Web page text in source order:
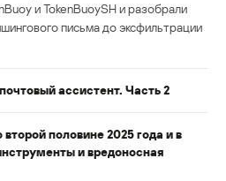
и TokenBuoySH и разобрали
письма до эксфильтрации
ассистент. Часть 2
половине 2025 года и в
и вредоносная